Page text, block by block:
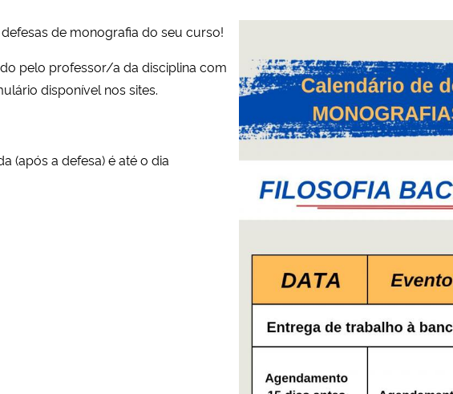
de monografia do seu curso!
pelo professor/a da disciplina com
disponível nos sites.
(após a defesa) é até o dia